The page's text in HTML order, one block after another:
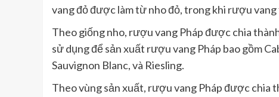
vang đỏ được làm từ nho đỏ, trong khi rượu
Theo giống nho, rượu vang Pháp được chia
sử dụng để sản xuất rượu vang Pháp bao gồm
Sauvignon Blanc, và Riesling.
Theo vùng sản xuất, rượu vang Pháp được chia